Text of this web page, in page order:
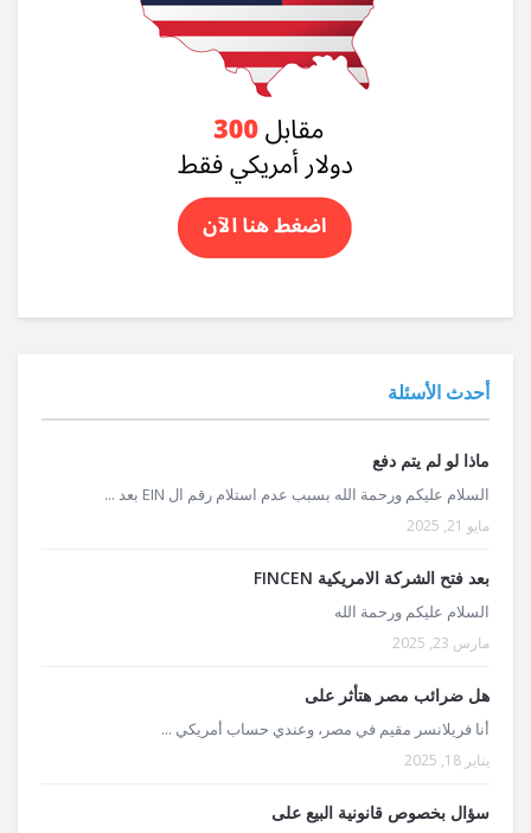
أحدث الأسئلة
ماذا لو لم يتم دفع
السلام عليكم ورحمة الله بسبب عدم استلام رقم ال EIN بعد ...
مايو 21, 2025
بعد فتح الشركة الامريكية FINCEN
السلام عليكم ورحمة الله
مارس 23, 2025
هل ضرائب مصر هتأثر على
أنا فريلانسر مقيم في مصر، وعندي حساب أمريكي ...
يناير 18, 2025
سؤال بخصوص قانونية البيع على